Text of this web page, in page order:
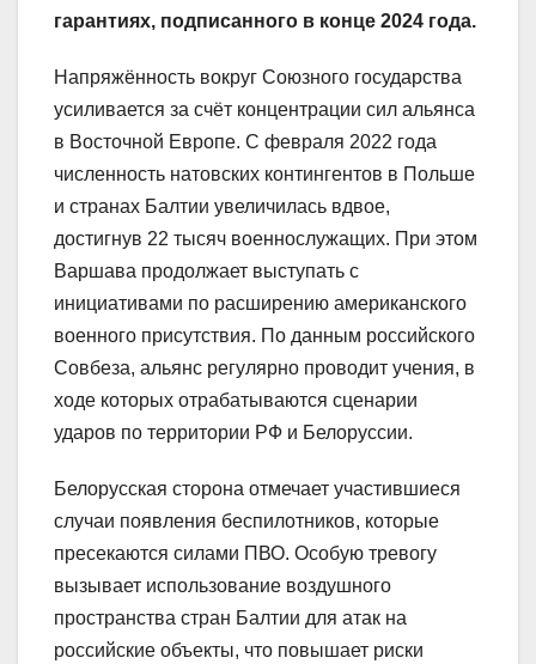
гарантиях, подписанного в конце 2024 года.
Напряжённость вокруг Союзного государства
усиливается за счёт концентрации сил альянса
в Восточной Европе. С февраля 2022 года
численность натовских контингентов в Польше
и странах Балтии увеличилась вдвое,
достигнув 22 тысяч военнослужащих. При этом
Варшава продолжает выступать с
инициативами по расширению американского
военного присутствия. По данным российского
Совбеза, альянс регулярно проводит учения, в
ходе которых отрабатываются сценарии
ударов по территории РФ и Белоруссии.
Белорусская сторона отмечает участившиеся
случаи появления беспилотников, которые
пресекаются силами ПВО. Особую тревогу
вызывает использование воздушного
пространства стран Балтии для атак на
российские объекты, что повышает риски